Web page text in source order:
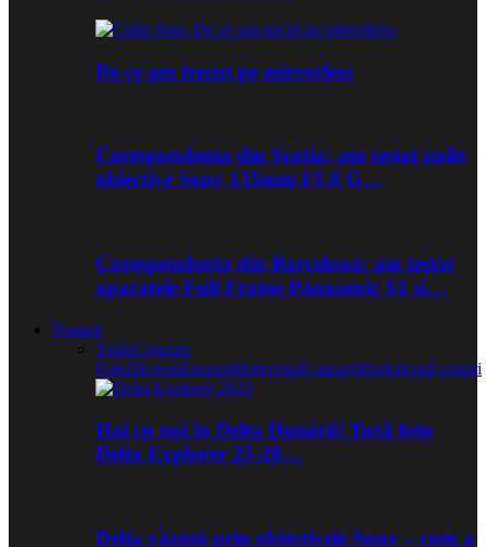
De ce am trecut pe mirrorless
Corespondenta din Scotia: am testat noile
obiective Sony 135mm f/1.8 G…
Corespondenta din Barcelona: am testat
aparatele Full Frame Panasonic S1 si…
Noutati
ToateConcurs
FotoDiverseExpozitiiInterviuriLansariWorkshopZvonuri
Hai cu noi în Delta Dunării! Tură foto
Delta Explorer 25-28…
Delta văzută prin obiectivele Sony – cum a